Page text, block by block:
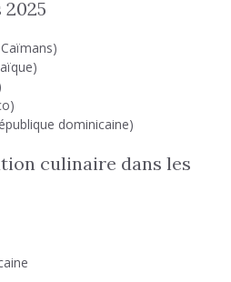
dominicaine)
culinaire dans les